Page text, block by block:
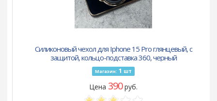
Силиконовый чехол для Iphone 15 Pro глянцевый, с
защитой, кольцо-подставка 360, черный
Магазин: 1 шт
Цена 390руб.